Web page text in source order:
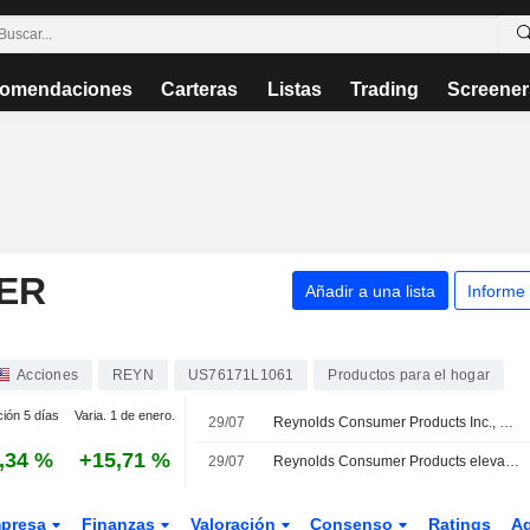
Carteras Listas Trading
Añadir a una lista Informe
Acciones REYN US76171L1061 Productos para el hogar
5 días Varia. 1 de enero.
% +15,71 %
29/07 Reynolds Consumer Products Inc., Q2 2026 Earnings Call, Jul 29, 2026
29/07 Reynolds Consumer Products eleva su beneficio ajustado y sus ingresos en el segundo trimestre; mantiene previsiones para 2026
Finanzas Valoración Consenso Ratings